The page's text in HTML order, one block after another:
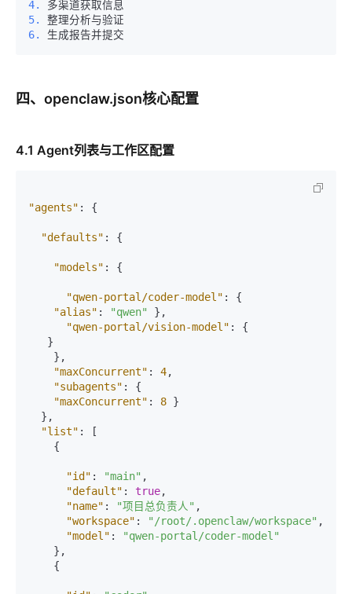
4.
5.
6.
四、openclaw.json核心配置
4.1 Agent列表与工作区配置
"agents" : {
"defaults" : {
"models" : {
"qwen-portal/coder-model" :
{
"alias" : "qwen" } ,
"qwen-portal/vision-model" :
{
}
} ,
"maxConcurrent" : 4,
"subagents" :
{
"maxConcurrent" : 8 }
} ,
"list" :
[
{
"id" : "main" ,
"default" : true,
"name" : "项目总负责人" ,
"workspace" : "/root/.openclaw/workspace" ,
"model" :
"qwen-portal/coder-model"
} ,
{